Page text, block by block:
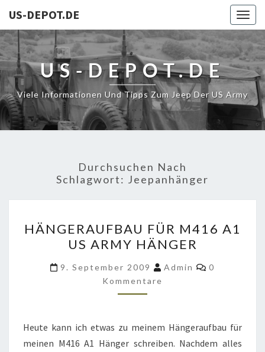
US-DEPOT.DE
US-DEPOT.DE
Viele Informationen Und Tipps Zum Jeep Der US Army
Durchsuchen Nach
Schlagwort: Jeepanhänger
FÜR
M416
A1
US
ARMY
HÄNGERAUFBAU FÜR M416 A1
US ARMY HÄNGER
9. September 2009 Admin
0
Kommentare
Heute kann ich etwas zu meinem Hängeraufbau für
meinen M416 A1 Hänger schreiben. Nachdem alles